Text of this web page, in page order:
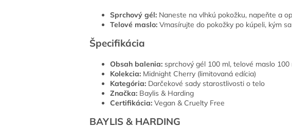
Sprchový gél: Naneste na vlhkú pokožku, napeňte a
Telové maslo: Vmasírujte do pokožky po kúpeli, kým
Špecifikácia
Obsah balenia: sprchový gél 100 ml, telové maslo 100
Kolekcia: Midnight Cherry (limitovaná edícia)
Kategória: Darčekové sady starostlivosti o telo
Značka: Baylis & Harding
Certifikácia: Vegan & Cruelty Free
BAYLIS & HARDING